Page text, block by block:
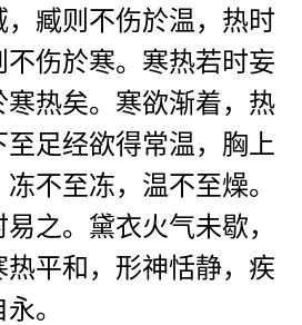
臧则不伤於温，热时
伤於寒。寒热若时妄
寒热矣。寒欲渐着，热
足经欲得常温，胸上
不至冻，温不至燥。
之。黛衣火气未歇，
平和，形神恬静，疾
。